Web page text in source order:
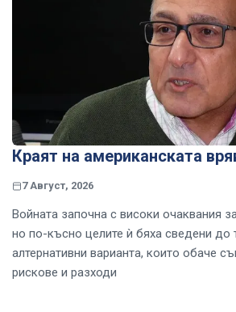
Краят на американската
7 Август, 2026
Войната започна с високи очаквания
но по-късно целите ѝ бяха сведени до
алтернативни варианта, които обаче
рискове и разходи